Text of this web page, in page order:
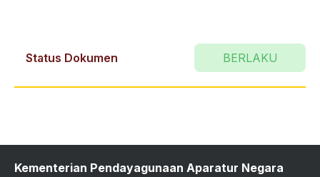
Status Dokumen BERLAKU
Kementerian Pendayagunaan Aparatur Negara